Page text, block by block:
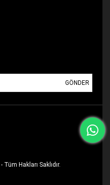
GÖNDER
- Tüm Hakları Saklıdır.